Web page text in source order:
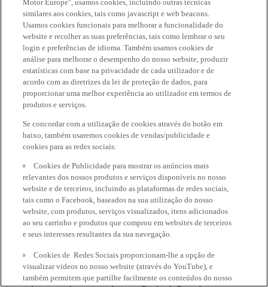
Motor Europe", usamos cookies, incluindo outras técnicas
similares aos cookies, tais como javascript e web beacons.
Usamos cookies funcionais para melhorar a funcionalidade do
website e recolher as suas preferências, tais como lembrar o seu
login e preferências de idioma. Também usamos cookies de
análise para melhorar o desempenho do nosso website, produzir
estatísticas com base na privacidade de cada utilizador e de
acordo com as diretrizes da lei de proteção de dados, para
proporcionar uma melhor experiência ao utilizador em termos de
produtos e serviços.
Se concordar com a utilização de cookies através do botão em
baixo, também usaremos cookies de vendas/publicidade e
cookies para as redes sociais:
Cookies de Publicidade para mostrar os anúncios mais
relevantes dos nossos produtos e serviços disponíveis no nosso
website e de terceiros, incluindo as plataformas de redes sociais,
tais como o Facebook, baseados na sua utilização do nosso
website, com produtos, serviços visualizados, itens adicionados
ao seu carrinho e produtos que comprou em websites de terceiros
e seus interesses resultantes da sua navegação.
Cookies de Redes Sociais proporcionam-lhe a opção de
visualizar videos no nosso website (através do YouTube), e
também permitem que partilhe facilmente os conteúdos do nosso